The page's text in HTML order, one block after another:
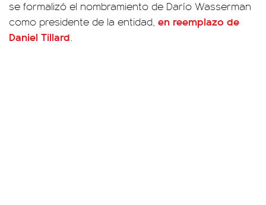
se formalizó el nombramiento de Darío Wasserman
como presidente de la entidad, en reemplazo de
Daniel Tillard.